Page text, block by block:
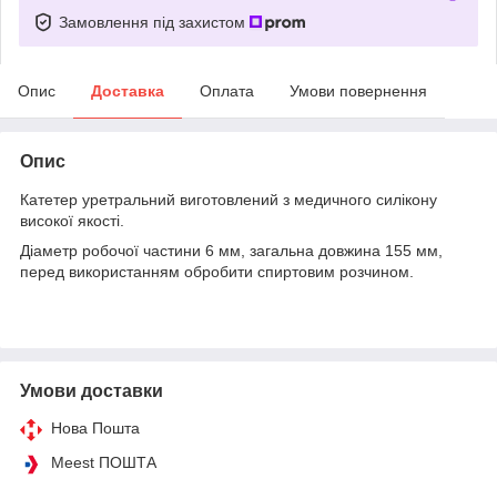
Замовлення під захистом
Опис Доставка Оплата Умови повернення
Опис
Катетер уретральний виготовлений з медичного силікону
високої якості.
Діаметр робочої частини 6 мм, загальна довжина 155 мм,
перед використанням обробити спиртовим розчином.
Умови доставки
Нова Пошта
Meest ПОШТА